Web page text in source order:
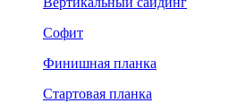
Софит
Финишная планка
Стартовая планка